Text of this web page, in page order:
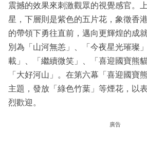
震撼的效果來刺激觀眾的視覺感官。
星，下層則是紫色的五片花，象徵香
的帶領下勇往直前，邁向更輝煌的成
別為「山河無恙」、「今夜星光璀璨
載」、「繼續微笑」、「喜迎國寶熊
「大好河山」。在第六幕「喜迎國寶
主題，發放「綠色竹葉」等煙花，以
烈歡迎。
廣告